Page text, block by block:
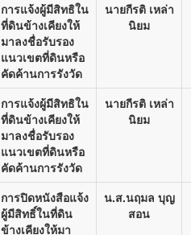
การแจ้งผู้มีสิทธิใน
ที่ดินข้างเคียงให้
มาลงชื่อรับรอง
แนวเขตที่ดินหรือ
คัดค้านการรังวัด
นายกีรติ เหล่า
นิยม
การแจ้งผู้มีสิทธิใน
ที่ดินข้างเคียงให้
มาลงชื่อรับรอง
แนวเขตที่ดินหรือ
คัดค้านการรังวัด
นายกีรติ เหล่า
นิยม
การปิดหนังสือแจ้ง
ผู้มีสิทธิ์ในที่ดิน
ข้างเคียงให้มา
น.ส.นฤมล บุญ
สอน